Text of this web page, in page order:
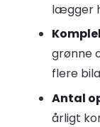
lægger
grønne
flere
Antal
årligt